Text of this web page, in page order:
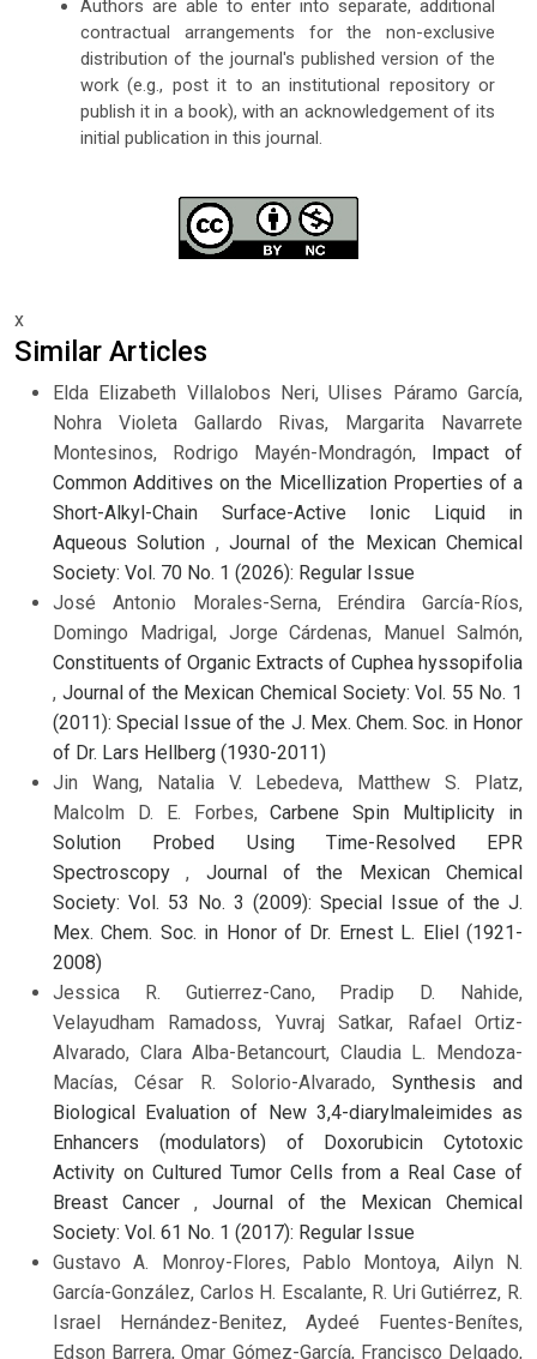
Authors are able to enter into separate, additional
contractual arrangements for the non-exclusive
distribution of the journal's published version of the
work (e.g., post it to an institutional repository or
publish it in a book), with an acknowledgement of its
initial publication in this journal.
x
Similar Articles
Elda Elizabeth Villalobos Neri, Ulises Páramo García,
Nohra Violeta Gallardo Rivas, Margarita Navarrete
Montesinos, Rodrigo Mayén-Mondragón, Impact of
Common Additives on the Micellization Properties of a
Short-Alkyl-Chain Surface-Active Ionic Liquid in
Aqueous Solution ,Journal of the Mexican Chemical
Society: Vol. 70 No. 1 (2026): Regular Issue
José Antonio Morales-Serna, Eréndira García-Ríos,
Domingo Madrigal, Jorge Cárdenas, Manuel Salmón,
Constituents of Organic Extracts of Cuphea hyssopifolia
, Journal of the Mexican Chemical Society: Vol. 55 No. 1
(2011): Special Issue of the J. Mex. Chem. Soc. in Honor
of Dr. Lars Hellberg (1930-2011)
Jin Wang, Natalia V. Lebedeva, Matthew S. Platz,
Malcolm D. E. Forbes,Carbene Spin Multiplicity in
Solution Probed Using Time-Resolved EPR
Spectroscopy, Journal of the Mexican Chemical
Society: Vol. 53 No. 3 (2009): Special Issue of the J.
Mex. Chem. Soc. in Honor of Dr. Ernest L. Eliel (1921-
2008)
Jessica R. Gutierrez-Cano, Pradip D. Nahide,
Velayudham Ramadoss, Yuvraj Satkar, Rafael Ortiz-
Alvarado, Clara Alba-Betancourt, Claudia L. Mendoza-
Macías, César R. Solorio-Alvarado,Synthesis and
Biological Evaluation of New 3,4-diarylmaleimides as
Enhancers (modulators) of Doxorubicin Cytotoxic
Activity on Cultured Tumor Cells from a Real Case of
Breast Cancer , Journal of the Mexican Chemical
Society: Vol. 61 No. 1 (2017): Regular Issue
Gustavo A. Monroy-Flores, Pablo Montoya, Ailyn N.
García-González, Carlos H. Escalante, R. Uri Gutiérrez, R.
Israel Hernández-Benitez, Aydeé Fuentes-Benítes,
Edson Barrera, Omar Gómez-García, Francisco Delgado,